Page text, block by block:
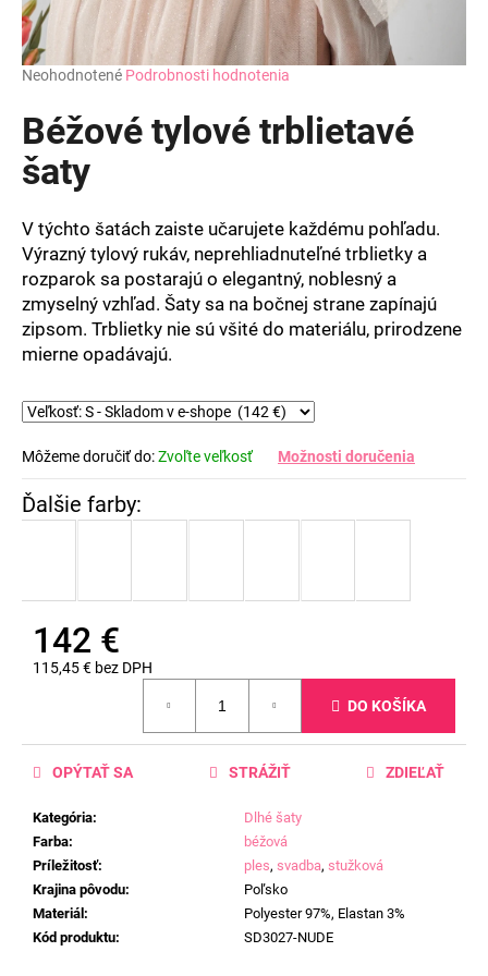
Priemerné
produktu
je
0,0
z
hviezdičiek.
Neohodnotené Podrobnosti hodnotenia
Béžové tylové trblietavé
šaty
V týchto šatách zaiste učarujete každému pohľadu.
Výrazný tylový rukáv, neprehliadnuteľné trblietky a
rozparok sa postarajú o elegantný, noblesný a
zmyselný vzhľad. Šaty sa na bočnej strane zapínajú
zipsom. Trblietky nie sú všité do materiálu, prirodzene
mierne opadávajú.
Môžeme doručiť do:Zvoľte veľkosť Možnosti doručenia
142 €
115,45 € bez DPH
DO KOŠÍKA
Kategória:
Dlhé šaty
Farba:
béžová
Príležitosť: ples, svadba, stužková
Krajina pôvodu:
Poľsko
Materiál :
Polyester 97%, Elastan 3%
Kód produktu: SD3027-NUDE
OPÝTAŤ SA STRÁŽIŤ ZDIEĽAŤ